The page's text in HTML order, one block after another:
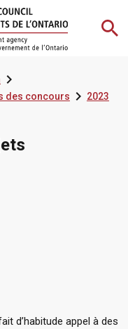

des concours 2023
d’habitude appel à des